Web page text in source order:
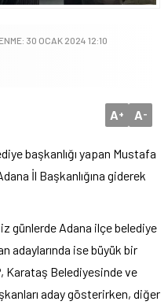
30 OCAK 2024 12:10
A+ A-
başkanlığı yapan Mustafa
İl Başkanlığına giderek
günlerde Adana ilçe belediye
adaylarında ise büyük bir
Belediyesinde ve
aday gösterirken, diğer